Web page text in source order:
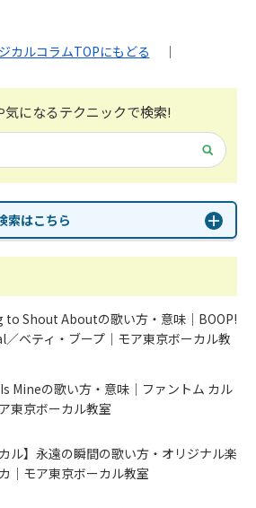
カルコラムTOPにもどる ｜
Shout Aboutの歌い方・意味｜BOOP!
ベティ・ブープ｜モア東京ボーカル教
Mineの歌い方・意味｜ファントム カル
東京ボーカル教室
カル】永遠の瞬間の歌い方・オリジナル楽
｜モア東京ボーカル教室
になるテクニックで検索!
索はこちら